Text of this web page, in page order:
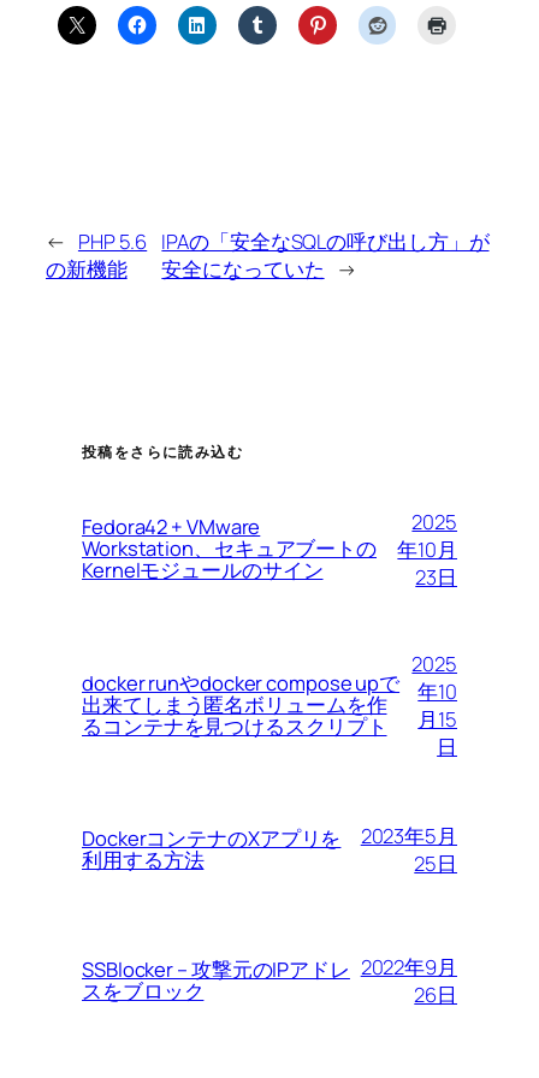
← PHP 5.6
の新機能
IPAの「安全なSQLの呼び出し方」が
安全になっていた
→
投稿をさらに読み込む
Fedora42 + VMware
Workstation、セキュアブートの
Kernelモジュールのサイン
2025
年10月
23日
docker runやdocker compose upで
出来てしまう匿名ボリュームを作
るコンテナを見つけるスクリプト
2025
年10
月15
日
DockerコンテナのXアプリを
利用する方法
2023年5月
25日
SSBlocker – 攻撃元のIPアドレ
スをブロック
2022年9月
26日